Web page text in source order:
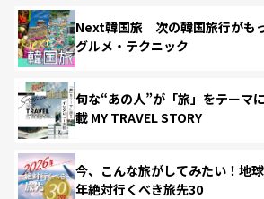
Next韓国旅 次の韓国旅行がも
グルメ・テクニック
旬な“あの人”が「旅」をテーマ
載 MY TRAVEL STORY
今、こんな旅がしてみたい！地
年絶対行くべき旅先30